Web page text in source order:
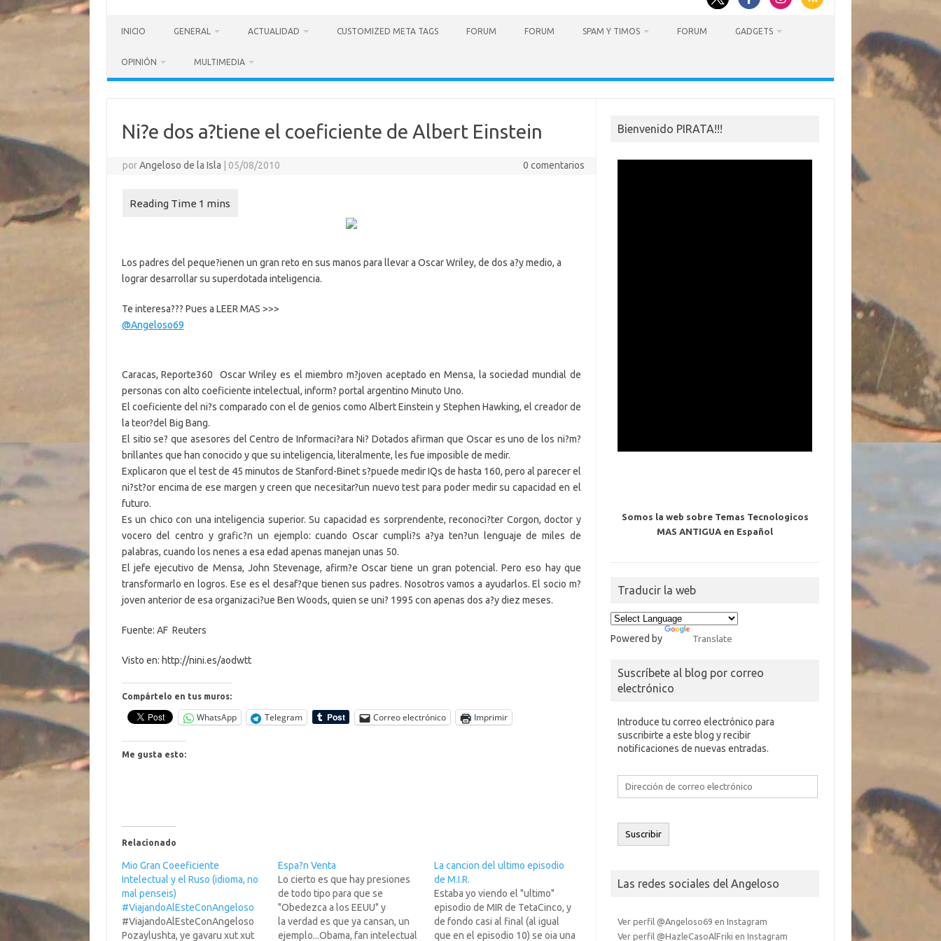
INICIO GENERAL ACTUALIDAD CUSTOMIZED META TAGS FORUM FORUM SPAM Y TIMOS FORUM GADGETS
OPINIÓN MULTIMEDIA
Ni?e dos a?tiene el coeficiente de Albert Einstein
porAngeloso de la Isla 05/08/2010 0 comentarios
Los padres del peque?ienen un gran reto en sus manos para llevar a Oscar Wriley, de dos a?y medio, a
lograr desarrollar su superdotada inteligencia.
Te interesa??? Pues a LEER MAS >>>
@Angeloso69
Caracas, Reporte360  Oscar Wriley es el miembro m?joven aceptado en Mensa, la sociedad mundial de
personas con alto coeficiente intelectual, inform? portal argentino Minuto Uno.
El coeficiente del ni?s comparado con el de genios como Albert Einstein y Stephen Hawking, el creador de
la teor?del Big Bang.
El sitio se? que asesores del Centro de Informaci?ara Ni? Dotados afirman que Oscar es uno de los ni?m?
brillantes que han conocido y que su inteligencia, literalmente, les fue imposible de medir.
Explicaron que el test de 45 minutos de Stanford-Binet s?puede medir IQs de hasta 160, pero al parecer el
ni?st?or encima de ese margen y creen que necesitar?un nuevo test para poder medir su capacidad en el
futuro.
Es un chico con una inteligencia superior. Su capacidad es sorprendente, reconoci?ter Corgon, doctor y
vocero del centro y grafic?n un ejemplo: cuando Oscar cumpli?s a?ya ten?un lenguaje de miles de
palabras, cuando los nenes a esa edad apenas manejan unas 50.
El jefe ejecutivo de Mensa, John Stevenage, afirm?e Oscar tiene un gran potencial. Pero eso hay que
transformarlo en logros. Ese es el desaf?que tienen sus padres. Nosotros vamos a ayudarlos. El socio m?
joven anterior de esa organizaci?ue Ben Woods, quien se uni? 1995 con apenas dos a?y diez meses.
Fuente: AF  Reuters
Visto en: http://nini.es/aodwtt
Compártelo en tus muros:
WhatsApp Telegram Correo electrónico Imprimir
Me gusta esto:
Relacionado
Mio Gran Coeeficiente
Intelectual y el Ruso (idioma, no
mal penseis)
#‎ViajandoAlEsteConAngeloso‬
#‎ViajandoAlEsteConAngeloso‬
Pozaylushta, ye gavaru xut xut
Espa?n Venta
Lo cierto es que hay presiones
de todo tipo para que se
"Obedezca a los EEUU" y
la verdad es que ya cansan, un
ejemplo...Obama, fan intelectual
La cancion del ultimo episodio
de M.I.R.
Estaba yo viendo el "ultimo"
episodio de MIR de TetaCinco, y
de fondo casi al final (al igual
que en el episodio 10) se oia una
Bienvenido PIRATA!!!
Somos la web sobre Temas Tecnologicos
MAS ANTIGUA en Español
Traducir la web
Powered by Translate
Suscríbete al blog por correo
electrónico
Introduce tu correo electrónico para
suscribirte a este blog y recibir
notificaciones de nuevas entradas.
Dirección
electrónico
Suscribir
Las redes sociales del Angeloso
Ver perfil @Angeloso69 en Instagram
Ver perfil @HazleCasoAlFriki en Instagram